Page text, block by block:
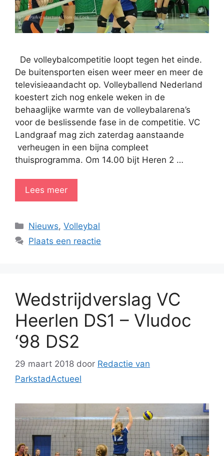
De volleybalcompetitie loopt tegen het einde.
De buitensporten eisen weer meer en meer de
televisieaandacht op. Volleyballend Nederland
koestert zich nog enkele weken in de
behaaglijke warmte van de volleybalarena’s
voor de beslissende fase in de competitie. VC
Landgraaf mag zich zaterdag aanstaande
verheugen in een bijna compleet
thuisprogramma. Om 14.00 bijt Heren 2 …
Lees meer
Categorieën
Nieuws,Volleybal
Plaats een reactie
Wedstrijdverslag VC
Heerlen DS1 – Vludoc
‘98 DS2
29 maart 2018 door Redactie van
ParkstadActueel